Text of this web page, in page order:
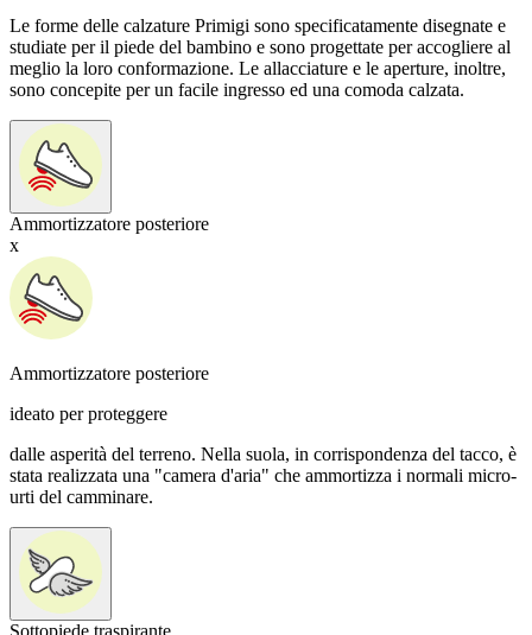
Le forme delle calzature Primigi sono specificatamente disegnate e
studiate per il piede del bambino e sono progettate per accogliere al
meglio la loro conformazione. Le allacciature e le aperture, inoltre,
sono concepite per un facile ingresso ed una comoda calzata.
Ammortizzatore posteriore
x
Ammortizzatore posteriore
ideato per proteggere
dalle asperità del terreno. Nella suola, in corrispondenza del tacco, è
stata realizzata una "camera d'aria" che ammortizza i normali micro-
urti del camminare.
Sottopiede traspirante